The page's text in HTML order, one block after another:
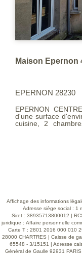
Maison Epernon
EPERNON 28230
EPERNON
d'une surface
cuisine, 2 chambres, ,
Affichage des informations
Adresse siège social : 1
Siret : 38935713800012 |
juridique : Affaire personnelle
Carte T : 2801 2016 000 010
28000 CHARTRES | Caisse de
65548 - 3/15151 | Adresse
Général de Gaulle 92931